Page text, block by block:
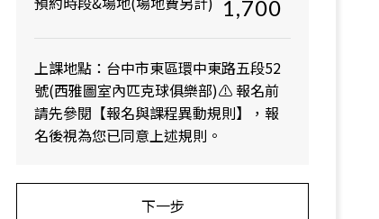
1,700
上課地點：台中市東區環中東路五段52
號(西雅圖室內匹克球俱樂部)⚠️ 報名前
請先參閱【報名與課程異動規則】，報
名後視為您已同意上述規則。
下一步